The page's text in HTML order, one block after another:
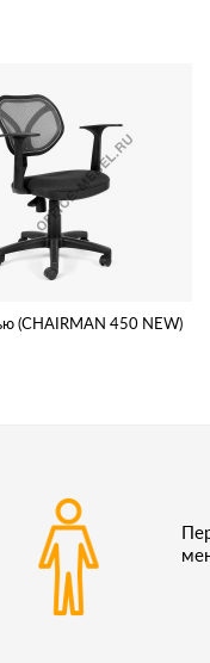
(CHAIRMAN 450 NEW)